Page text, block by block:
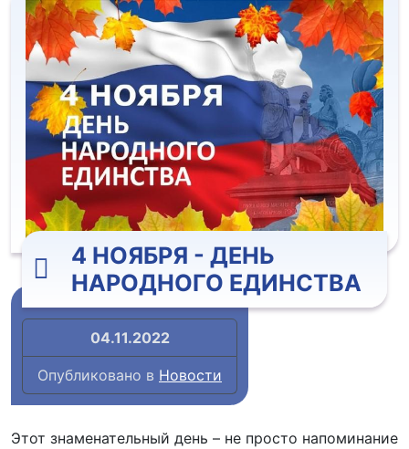
4 НОЯБРЯ - ДЕНЬ
НАРОДНОГО ЕДИНСТВА
04.11.2022
Опубликовано в Новости
Этот знаменательный день – не просто напоминание